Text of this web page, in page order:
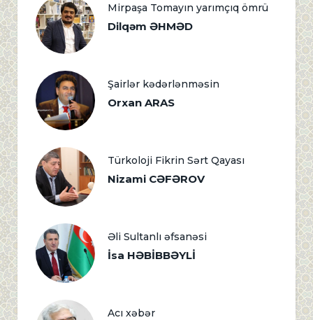
Mirpaşa Tomayın yarımçıq ömrü
Dilqəm ƏHMƏD
Şairlər kədərlənməsin
Orxan ARAS
Türkoloji Fikrin Sərt Qayası
Nizami CƏFƏROV
Əli Sultanlı əfsanəsi
İsa HƏBİBBƏYLİ
Acı xəbər